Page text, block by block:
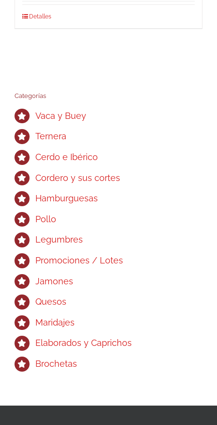
Detalles
Categorías
Vaca y Buey
Ternera
Cerdo e Ibérico
Cordero y sus cortes
Hamburguesas
Pollo
Legumbres
Promociones / Lotes
Jamones
Quesos
Maridajes
Elaborados y Caprichos
Brochetas